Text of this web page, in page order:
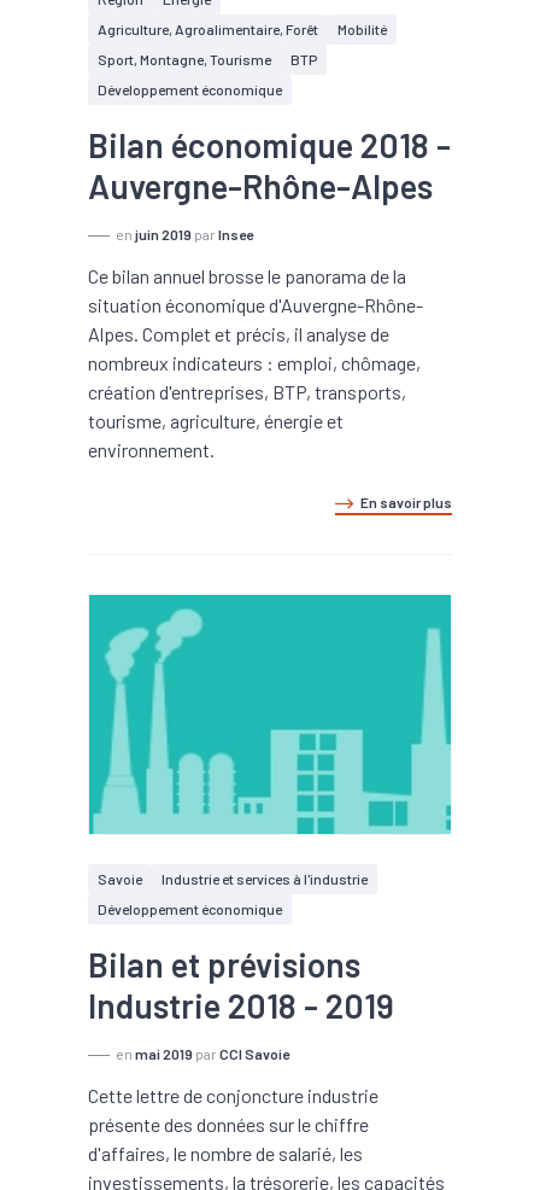
Agriculture, Agroalimentaire, Forêt
Mobilité
Sport, Montagne, Tourisme
BTP
Développement économique
Bilan économique 2018 -
Auvergne-Rhône-Alpes
en juin 2019 par Insee
Ce bilan annuel brosse le panorama de la
situation économique d'Auvergne-Rhône-
Alpes. Complet et précis, il analyse de
nombreux indicateurs : emploi, chômage,
création d'entreprises, BTP, transports,
tourisme, agriculture, énergie et
environnement.
En savoir plus
Savoie
Industrie et services à l'industrie
Développement économique
Bilan et prévisions
Industrie 2018 - 2019
en mai 2019 par CCI Savoie
Cette lettre de conjoncture industrie
présente des données sur le chiffre
d'affaires, le nombre de salarié, les
investissements, la trésorerie, les capacités